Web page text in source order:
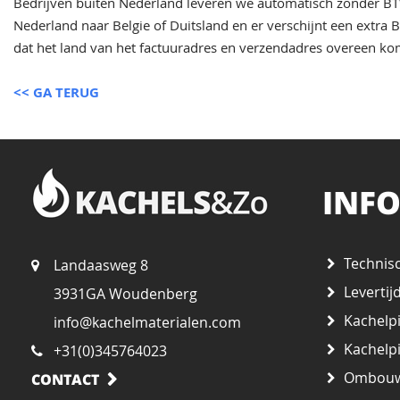
Nederland naar Belgie of Duitsland en er verschijnt een extra
dat het land van het factuuradres en verzendadres overeen
<< GA TERUG
Landaasweg 8
3931GA Woudenberg
info@kachelmaterialen.com
+31(0)345764023
CONTACT